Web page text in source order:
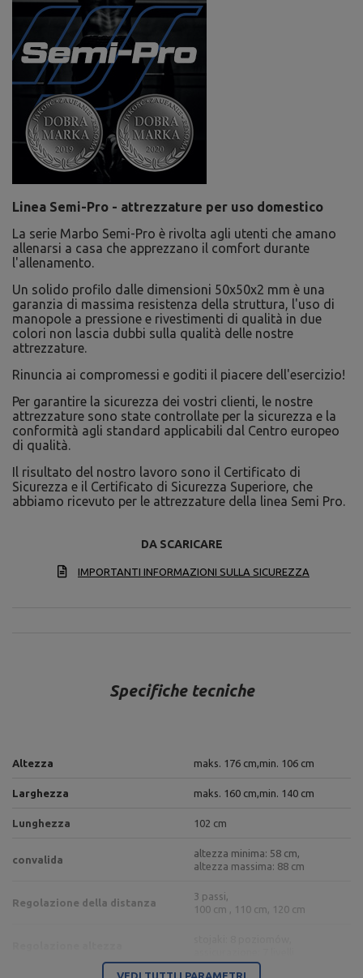
Linea Semi-Pro - attrezzature per uso domestico
La serie Marbo Semi-Pro è rivolta agli utenti che amano
allenarsi a casa che apprezzano il comfort durante
l'allenamento.
Un solido profilo dalle dimensioni 50x50x2 mm è una
garanzia di massima resistenza della struttura, l'uso di
manopole a pressione e rivestimenti di qualità in due
colori non lascia dubbi sulla qualità delle nostre
attrezzature.
Rinuncia ai compromessi e goditi il piacere dell'esercizio!
Per garantire la sicurezza dei vostri clienti, le nostre
attrezzature sono state controllate per la sicurezza e la
conformità agli standard applicabili dal Centro europeo
di qualità.
Il risultato del nostro lavoro sono il Certificato di
Sicurezza e il Certificato di Sicurezza Superiore, che
abbiamo ricevuto per le attrezzature della linea Semi Pro.
DA SCARICARE
IMPORTANTI INFORMAZIONI SULLA SICUREZZA
Specifiche tecniche
Altezza maks. 176 cm,min. 106 cm
Larghezza maks. 160 cm,min. 140 cm
Lunghezza 102 cm
convalida
altezza minima: 58 cm,
altezza massima: 88 cm
Regolazione della distanza
3 passi,
100 cm , 110 cm, 120 cm
VEDI TUTTI I PARAMETRI